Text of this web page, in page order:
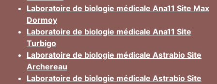
Laboratoire de biologie médicale Ana11 Site Max
Dormoy
Laboratoire de biologie médicale Ana11 Site
Turbigo
Laboratoire de biologie médicale Astrabio Site
Archereau
Laboratoire de biologie médicale Astrabio Site